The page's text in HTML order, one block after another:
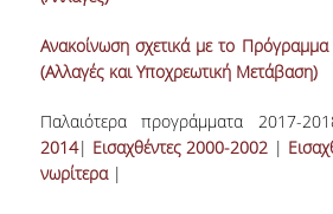
Ανακοίνωση σχετικά με το
(Αλλαγές και Υποχρεωτική Μετάβαση)
Παλαιότερα προγράμματα 2017-
2014| Εισαχθέντες 2000-2002 |
νωρίτερα|